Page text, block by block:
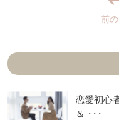
前の
恋愛初心
＆ ･･･